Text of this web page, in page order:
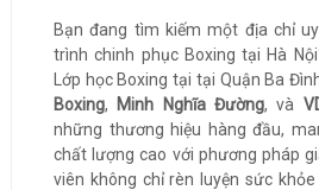
Bạn đang tìm kiếm một địa chỉ
trình chinh phục Boxing tại Hà
Lớp học Boxing tại tại Quận Ba
Boxing, Minh Nghĩa Đường, và
những thương hiệu hàng đầu,
chất lượng cao với phương pháp
viên không chỉ rèn luyện sức